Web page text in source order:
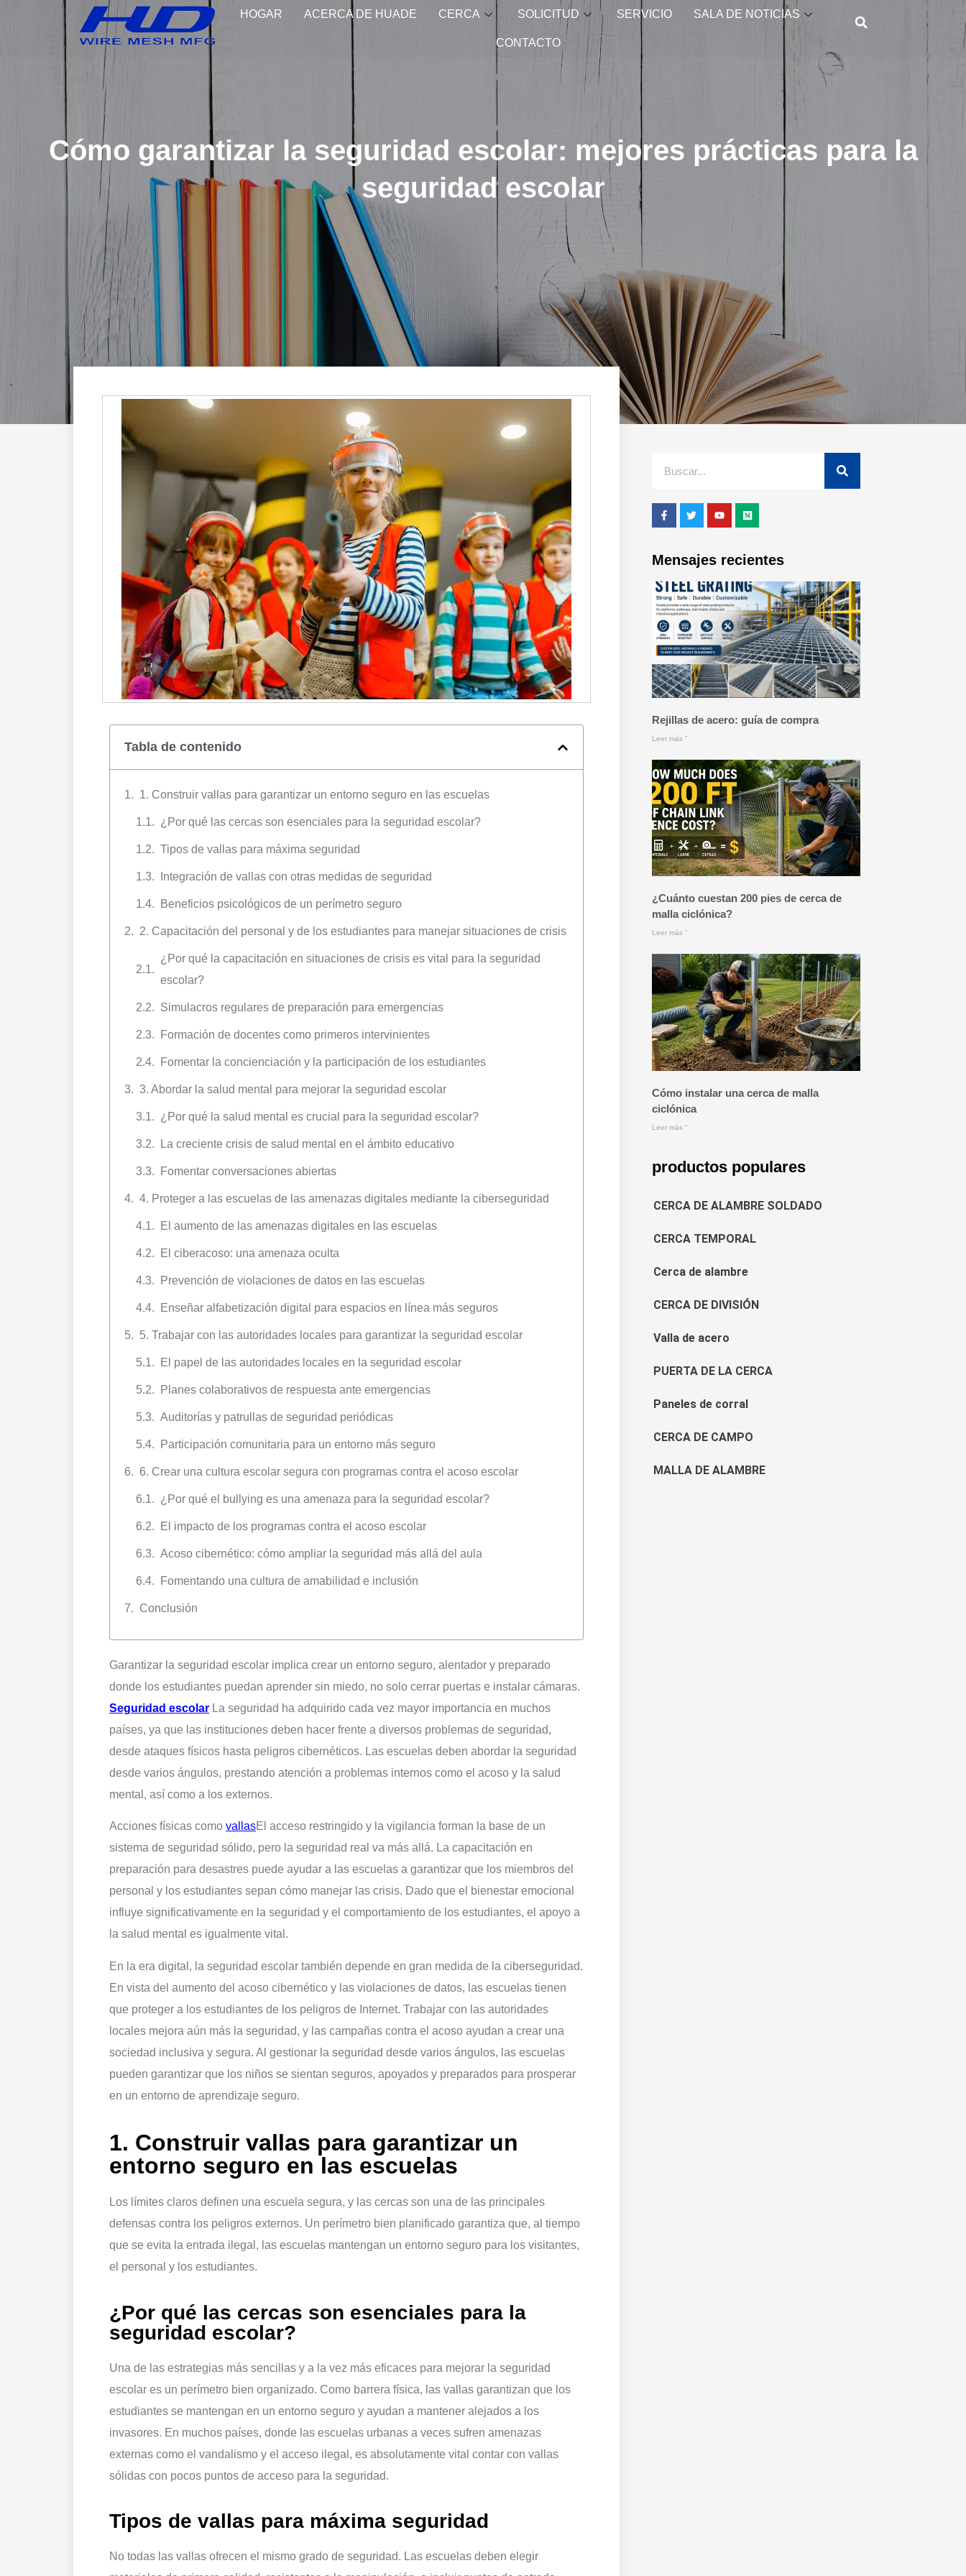
HOGAR ACERCA DE HUADE CERCA SOLICITUD SERVICIO SALA DE NOTICIAS
CONTACTO
Cómo garantizar la seguridad escolar: mejores prácticas para la
seguridad escolar
Tabla de contenido
1. Construir vallas para garantizar un entorno seguro en las escuelas
¿Por qué las cercas son esenciales para la seguridad escolar?
Tipos de vallas para máxima seguridad
Integración de vallas con otras medidas de seguridad
Beneficios psicológicos de un perímetro seguro
2. Capacitación del personal y de los estudiantes para manejar situaciones de crisis
¿Por qué la capacitación en situaciones de crisis es vital para la seguridad
escolar?
Simulacros regulares de preparación para emergencias
Formación de docentes como primeros intervinientes
Fomentar la concienciación y la participación de los estudiantes
3. Abordar la salud mental para mejorar la seguridad escolar
¿Por qué la salud mental es crucial para la seguridad escolar?
La creciente crisis de salud mental en el ámbito educativo
Fomentar conversaciones abiertas
4. Proteger a las escuelas de las amenazas digitales mediante la ciberseguridad
El aumento de las amenazas digitales en las escuelas
El ciberacoso: una amenaza oculta
Prevención de violaciones de datos en las escuelas
Enseñar alfabetización digital para espacios en línea más seguros
5. Trabajar con las autoridades locales para garantizar la seguridad escolar
El papel de las autoridades locales en la seguridad escolar
Planes colaborativos de respuesta ante emergencias
Auditorías y patrullas de seguridad periódicas
Participación comunitaria para un entorno más seguro
6. Crear una cultura escolar segura con programas contra el acoso escolar
¿Por qué el bullying es una amenaza para la seguridad escolar?
El impacto de los programas contra el acoso escolar
Acoso cibernético: cómo ampliar la seguridad más allá del aula
Fomentando una cultura de amabilidad e inclusión
Conclusión
Garantizar la seguridad escolar implica crear un entorno seguro, alentador y preparado
donde los estudiantes puedan aprender sin miedo, no solo cerrar puertas e instalar cámaras.
Seguridad escolar La seguridad ha adquirido cada vez mayor importancia en muchos
países, ya que las instituciones deben hacer frente a diversos problemas de seguridad,
desde ataques físicos hasta peligros cibernéticos. Las escuelas deben abordar la seguridad
desde varios ángulos, prestando atención a problemas internos como el acoso y la salud
mental, así como a los externos.
Acciones físicas como vallasEl acceso restringido y la vigilancia forman la base de un
sistema de seguridad sólido, pero la seguridad real va más allá. La capacitación en
preparación para desastres puede ayudar a las escuelas a garantizar que los miembros del
personal y los estudiantes sepan cómo manejar las crisis. Dado que el bienestar emocional
influye significativamente en la seguridad y el comportamiento de los estudiantes, el apoyo a
la salud mental es igualmente vital.
En la era digital, la seguridad escolar también depende en gran medida de la ciberseguridad.
En vista del aumento del acoso cibernético y las violaciones de datos, las escuelas tienen
que proteger a los estudiantes de los peligros de Internet. Trabajar con las autoridades
locales mejora aún más la seguridad, y las campañas contra el acoso ayudan a crear una
sociedad inclusiva y segura. Al gestionar la seguridad desde varios ángulos, las escuelas
pueden garantizar que los niños se sientan seguros, apoyados y preparados para prosperar
en un entorno de aprendizaje seguro.
1. Construir vallas para garantizar un
entorno seguro en las escuelas
Los límites claros definen una escuela segura, y las cercas son una de las principales
defensas contra los peligros externos. Un perímetro bien planificado garantiza que, al tiempo
que se evita la entrada ilegal, las escuelas mantengan un entorno seguro para los visitantes,
el personal y los estudiantes.
¿Por qué las cercas son esenciales para la
seguridad escolar?
Una de las estrategias más sencillas y a la vez más eficaces para mejorar la seguridad
escolar es un perímetro bien organizado. Como barrera física, las vallas garantizan que los
estudiantes se mantengan en un entorno seguro y ayudan a mantener alejados a los
invasores. En muchos países, donde las escuelas urbanas a veces sufren amenazas
externas como el vandalismo y el acceso ilegal, es absolutamente vital contar con vallas
sólidas con pocos puntos de acceso para la seguridad.
Tipos de vallas para máxima seguridad
No todas las vallas ofrecen el mismo grado de seguridad. Las escuelas deben elegir
Mensajes recientes
Rejillas de acero: guía de compra
Leer más "
¿Cuánto cuestan 200 pies de cerca de
malla ciclónica?
Leer más "
Cómo instalar una cerca de malla
ciclónica
Leer más "
productos populares
CERCA DE ALAMBRE SOLDADO
CERCA TEMPORAL
Cerca de alambre
CERCA DE DIVISIÓN
Valla de acero
PUERTA DE LA CERCA
Paneles de corral
CERCA DE CAMPO
MALLA DE ALAMBRE